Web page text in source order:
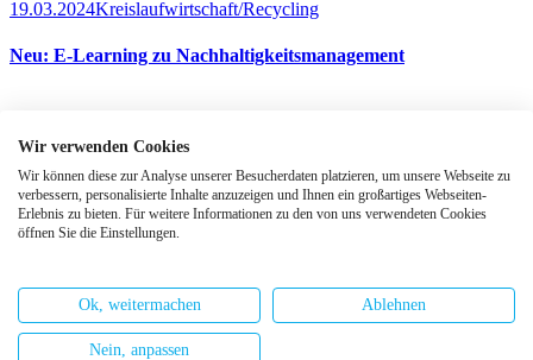
19.03.2024Kreislaufwirtschaft/Recycling
Neu: E-Learning zu Nachhaltigkeitsmanagement
Unsere Kurse
Services
Events & Mehr
Kontakt zu uns
Wir verwenden Cookies
Wir können diese zur Analyse unserer Besucherdaten platzieren, um unsere Webseite zu
verbessern, personalisierte Inhalte anzuzeigen und Ihnen ein großartiges Webseiten-
Erlebnis zu bieten. Für weitere Informationen zu den von uns verwendeten Cookies
öffnen Sie die Einstellungen.
Ok, weitermachen Ablehnen
Nein, anpassen